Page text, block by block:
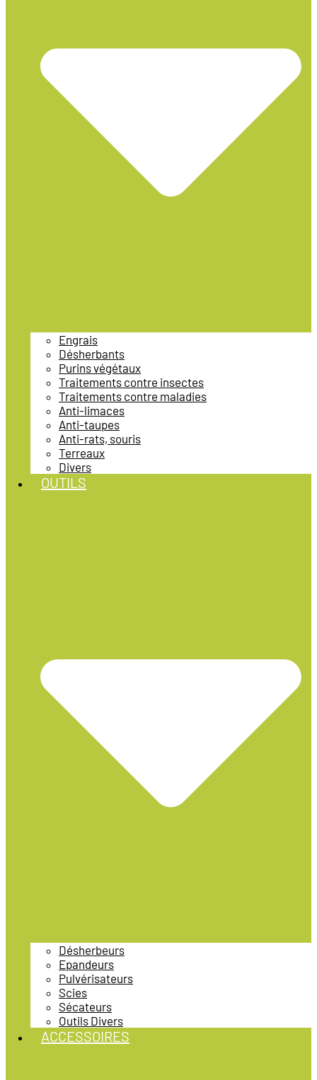
Engrais
Désherbants
Purins végétaux
Traitements contre insectes
Traitements contre maladies
Anti-limaces
Anti-taupes
Anti-rats, souris
Terreaux
Divers
OUTILS
Désherbeurs
Epandeurs
Pulvérisateurs
Scies
Sécateurs
Outils Divers
ACCESSOIRES